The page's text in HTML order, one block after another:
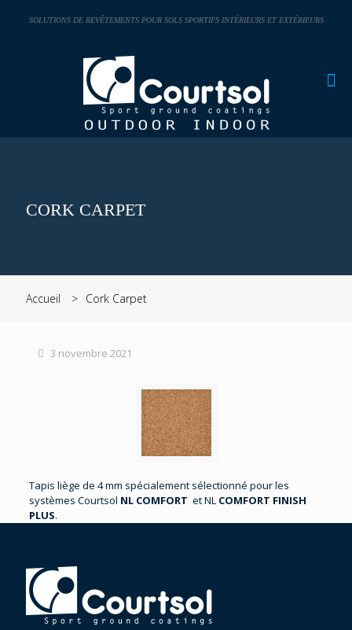
SOLUTIONS DE REVÊTEMENTS POUR SOLS SPORTIFS INTÉRIEURS ET EXTÉRIEURS
CORK CARPET
Accueil Cork Carpet
3 novembre 2021
Tapis liège de 4 mm spécialement sélectionné pour les
systèmes Courtsol NL COMFORT et NL COMFORT FINISH
PLUS.